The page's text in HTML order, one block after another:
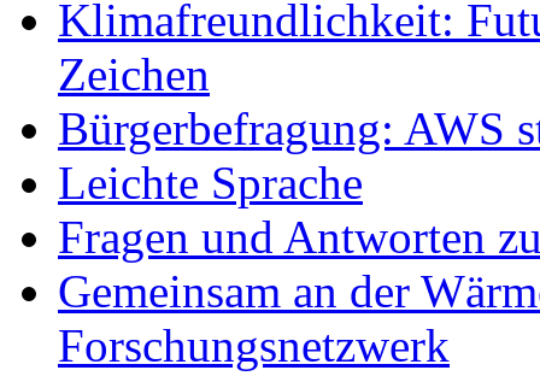
Klimafreundlichkeit:
Zeichen
Bürgerbefragung: AWS
Leichte Sprache
Fragen und Antworten
Gemeinsam an der
Forschungsnetzwerk